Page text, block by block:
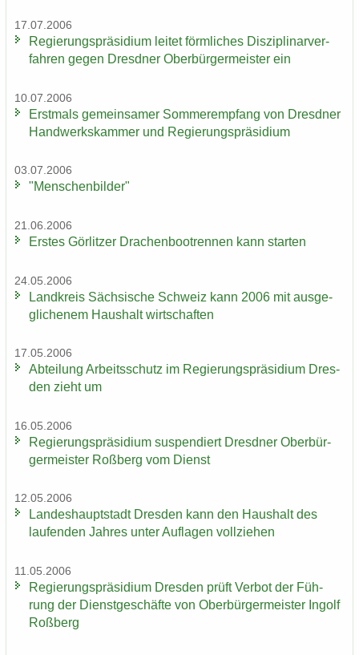
17.07.2006
Re­gie­rungs­prä­si­di­um lei­tet förm­li­ches Dis­zi­pli­nar­ver­
fah­ren gegen Dresd­ner Ober­bür­ger­meis­ter ein
10.07.2006
Erst­mals ge­mein­sa­mer Som­mer­emp­fang von Dresd­ner
Hand­werks­kam­mer und Re­gie­rungs­prä­si­di­um
03.07.2006
"Men­schen­bil­der"
21.06.2006
Ers­tes Gör­lit­zer Dra­chen­boot­ren­nen kann star­ten
24.05.2006
Land­kreis Säch­si­sche Schweiz kann 2006 mit aus­ge­
gli­che­nem Haus­halt wirt­schaf­ten
17.05.2006
Ab­tei­lung Ar­beits­schutz im Re­gie­rungs­prä­si­di­um Dres­
den zieht um
16.05.2006
Re­gie­rungs­prä­si­di­um sus­pen­diert Dresd­ner Ober­bür­
ger­meis­ter Roß­berg vom Dienst
12.05.2006
Lan­des­haupt­stadt Dres­den kann den Haus­halt des
lau­fen­den Jah­res unter Auf­la­gen voll­zie­hen
11.05.2006
Re­gie­rungs­prä­si­di­um Dres­den prüft Ver­bot der Füh­
rung der Dienst­ge­schäf­te von Ober­bür­ger­meis­ter In­golf
Roß­berg